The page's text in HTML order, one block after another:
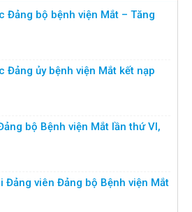
Đảng bộ bệnh viện Mắt – Tăng
Đảng ủy bệnh viện Mắt kết nạp
bộ Bệnh viện Mắt lần thứ VI,
Đảng viên Đảng bộ Bệnh viện Mắt